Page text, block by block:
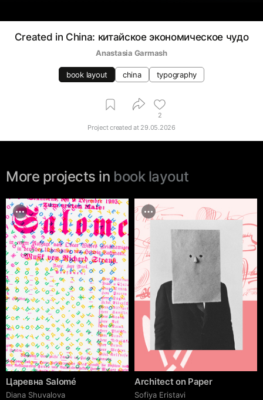
Created in China: китайское экономическое чудо
Anastasia Garmash
book layout china typography
2
Project created at 29.05.2026
More projects in book layout
Царевна Salomé
Diana Shuvalova
Architect on Paper
Sofiya Eristavi